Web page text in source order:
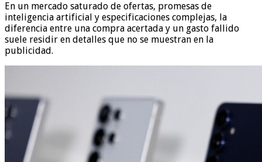
En un mercado saturado de ofertas, promesas de
inteligencia artificial y especificaciones complejas, la
diferencia entre una compra acertada y un gasto fallido
suele residir en detalles que no se muestran en la
publicidad.